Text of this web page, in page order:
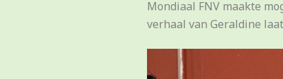
Mondiaal FNV maakte
verhaal van Geraldine